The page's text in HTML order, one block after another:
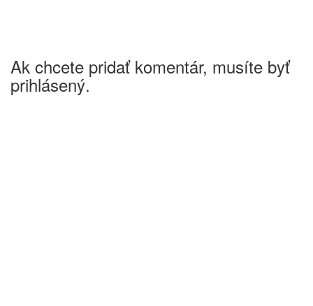
Ak chcete pridať komentár, musíte byť
prihlásený.